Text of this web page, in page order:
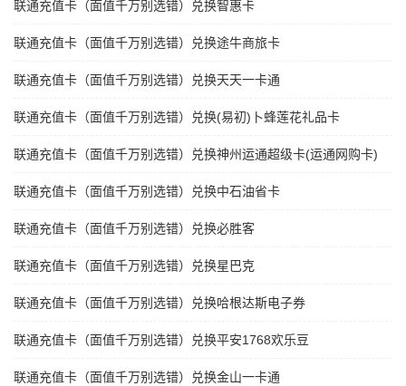
联通充值卡（面值千万别选错）兑换智惠卡
联通充值卡（面值千万别选错）兑换途牛商旅卡
联通充值卡（面值千万别选错）兑换天天一卡通
联通充值卡（面值千万别选错）兑换(易初)卜蜂莲花礼品卡
联通充值卡（面值千万别选错）兑换神州运通超级卡(运通网购卡)
联通充值卡（面值千万别选错）兑换中石油省卡
联通充值卡（面值千万别选错）兑换必胜客
联通充值卡（面值千万别选错）兑换星巴克
联通充值卡（面值千万别选错）兑换哈根达斯电子券
联通充值卡（面值千万别选错）兑换平安1768欢乐豆
联通充值卡（面值千万别选错）兑换金山一卡通